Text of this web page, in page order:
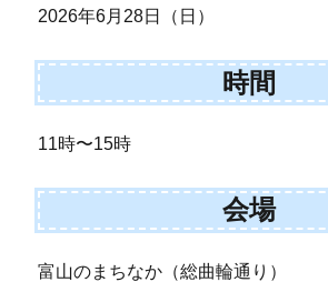
2026年6月28日（日）
時間
11時〜15時
会場
富山のまちなか（総曲輪通り）